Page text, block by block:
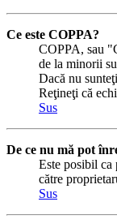
Ce este COPPA?
COPPA, sau
de la minorii
Dacă nu
Reţineţi că
Sus
De ce nu mă pot
Este posibil ca
către
Sus